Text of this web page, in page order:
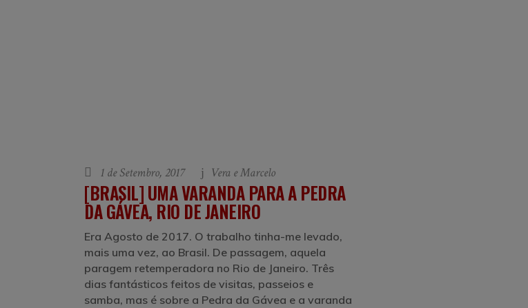
1 de Setembro, 2017 Vera e Marcelo
[BRASIL] UMA VARANDA PARA A PEDRA
DA GÁVEA, RIO DE JANEIRO
Era Agosto de 2017. O trabalho tinha-me levado,
mais uma vez, ao Brasil. De passagem, aquela
paragem retemperadora no Rio de Janeiro. Três
dias fantásticos feitos de visitas, passeios e
samba, mas é sobre a Pedra da Gávea e a varanda